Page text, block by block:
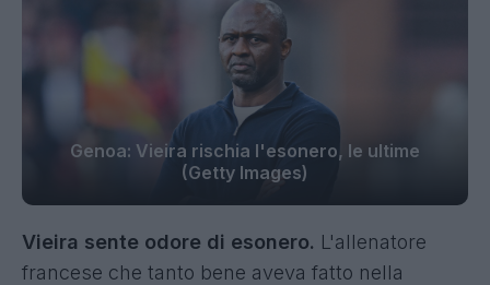
Genoa: Vieira rischia l'esonero, le ultime
(Getty Images)
Vieira sente odore di esonero. L'allenatore
francese che tanto bene aveva fatto nella